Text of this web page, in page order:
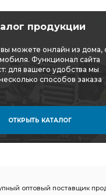
продукции
вы можете онлайн из дома,
Функционал сайта
для вашего удобства мы
способов заказа
ОТКРЫТЬ КАТАЛОГ
оптовый поставщик